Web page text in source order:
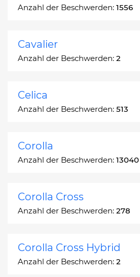
Anzahl der Beschwerden: 1556
Cavalier
Anzahl der Beschwerden: 2
Celica
Anzahl der Beschwerden: 513
Corolla
Anzahl der Beschwerden: 13040
Corolla Cross
Anzahl der Beschwerden: 278
Corolla Cross Hybrid
Anzahl der Beschwerden: 2